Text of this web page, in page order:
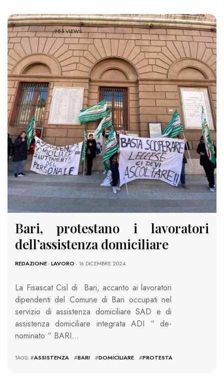
985 VIEWS
Bari, protestano i lavoratori
dell’assistenza domiciliare
REDAZIONE-LAVORO - 16 DICEMBRE 2024
La Fisascat Cisl di Bari, accanto ai lavoratori
dipendenti del Comune di Bari occupati nel
servizio di assistenza domiciliare SAD e di
assistenza domiciliare integrata ADI “ de-
nominato “ BARI…
TAGS: #ASSISTENZA #BARI #DOMICILIARE #PROTESTA